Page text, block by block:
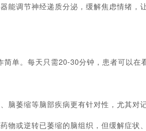
调节神经递质分泌，缓解焦虑情绪，
。每天只需20-30分钟，患者可以在
萎缩等脑部疾病更有针对性，尤其对记
或逆转已萎缩的脑组织，但缓解症状